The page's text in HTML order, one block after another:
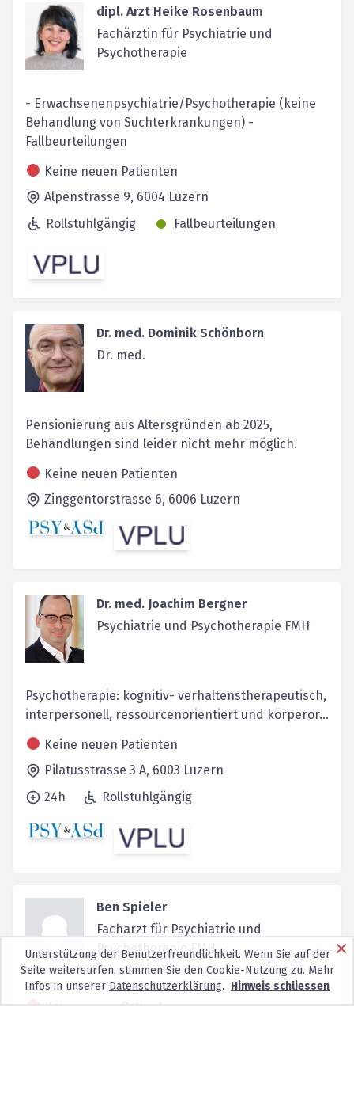
dipl. Arzt Heike Rosenbaum
Fachärztin für Psychiatrie und
Psychotherapie
- Erwachsenenpsychiatrie/Psychotherapie (keine
Behandlung von Suchterkrankungen) -
Fallbeurteilungen
Keine neuen Patienten
Alpenstrasse 9, 6004 Luzern
Rollstuhlgängig
Fallbeurteilungen
Dr. med. Dominik Schönborn
Dr. med.
Pensionierung aus Altersgründen ab 2025,
Behandlungen sind leider nicht mehr möglich.
Keine neuen Patienten
Zinggentorstrasse 6, 6006 Luzern
Dr. med. Joachim Bergner
Psychiatrie und Psychotherapie FMH
Psychotherapie: kognitiv- verhaltenstherapeutisch,
interpersonell, ressourcenorientiert und körperor...
Keine neuen Patienten
Pilatusstrasse 3 A, 6003 Luzern
24h
Rollstuhlgängig
Ben Spieler
Facharzt für Psychiatrie und
Psychotherapie FMH
Keine neuen Patienten
Unterstützung der Benutzerfreundlichkeit. Wenn Sie auf der
Seite weitersurfen, stimmen Sie den Cookie-Nutzungzu. Mehr
Infos in unserer Datenschutzerklärung. Hinweis schliessen